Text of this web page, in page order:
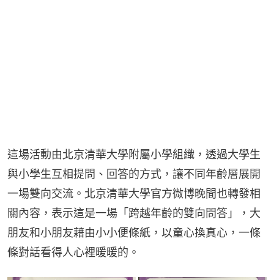
這場活動由北京清華大學附屬小學組織，透過大學生
與小學生互相提問、回答的方式，讓不同年齡層展開
一場雙向交流。北京清華大學官方微博晚間也轉發相
關內容，表示這是一場「跨越年齡的雙向問答」，大
朋友和小朋友藉由小小便條紙，以童心換真心，一條
條對話看得人心裡暖暖的。